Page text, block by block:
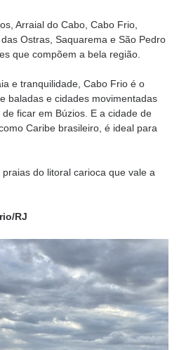
Arraial do Cabo, Cabo Frio,
Ostras, Saquarema e São Pedro
que compõem a bela região.
e tranquilidade, Cabo Frio é o
baladas e cidades movimentadas
ficar em Búzios. E a cidade de
Caribe brasileiro, é ideal para
do litoral carioca que vale a
RJ